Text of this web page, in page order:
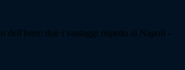
dell'Inter: due i vantaggi rispetto al Napoli -